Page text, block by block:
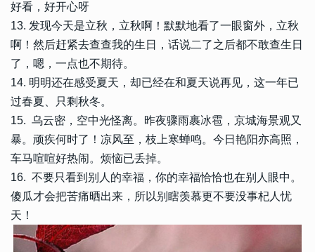
好看，好开心呀
13. 发现今天是立秋，立秋啊！默默地看了一眼窗外，立秋
啊！然后赶紧去查查我的生日，话说二了之后都不敢查生日
了，嗯，一点也不期待。
14. 明明还在感受夏天，却已经在和夏天说再见，这一年已
过春夏、只剩秋冬。
15. 乌云密，空中光怪离。昨夜骤雨裹冰雹，京城海景观又
暴。顽疾何时了！凉风至，枝上寒蝉鸣。今日艳阳亦高照，
车马喧喧好热闹。烦恼已丢掉。
16. 不要只看到别人的幸福，你的幸福恰恰也在别人眼中。
傻瓜才会把苦痛晒出来，所以别瞎羡慕更不要没事杞人忧
天！